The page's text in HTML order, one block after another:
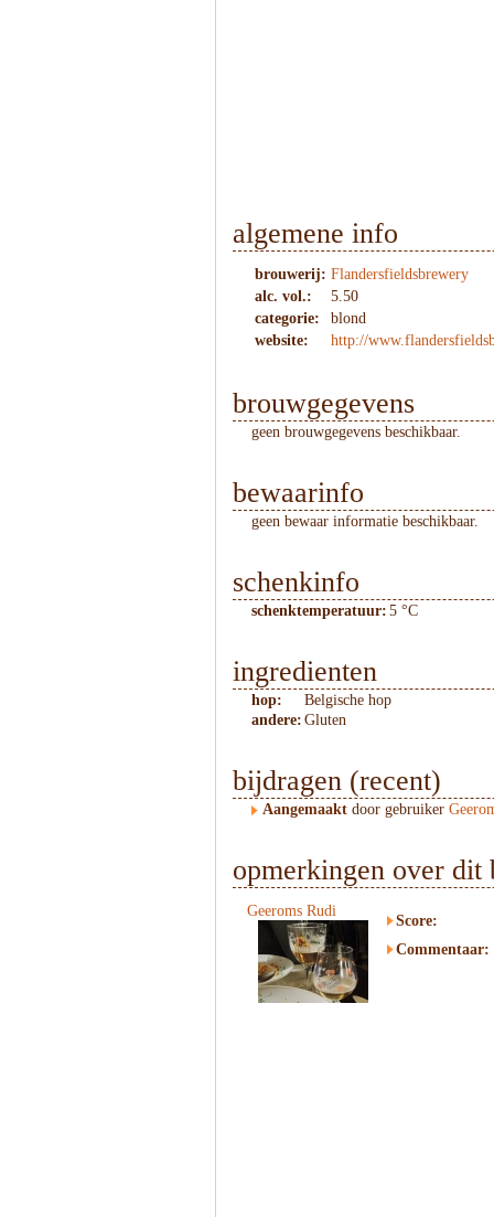
algemene info
brouwerij: Flandersfieldsbrewery
alc. vol.:
5.50
categorie:
blond
website:
http://
brouwgegevens
geen brouwgegevens beschikbaar.
bewaarinfo
geen bewaar informatie beschikbaar.
schenkinfo
schenktemperatuur: 5 °C
ingredienten
hop:
Belgische hop
andere: Gluten
bijdragen (recent)
Aangemaakt door gebruiker
opmerkingen over dit
Geeroms Rudi
Score:
Commentaar: